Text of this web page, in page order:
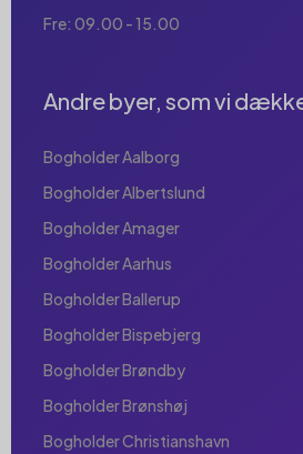
Fre: 09.00 - 15.00
Andre byer, som vi
Bogholder Aalborg
Bogholder Albertslund
Bogholder Amager
Bogholder Aarhus
Bogholder Ballerup
Bogholder Bispebjerg
Bogholder Brøndby
Bogholder Brønshøj
Bogholder Christianshavn